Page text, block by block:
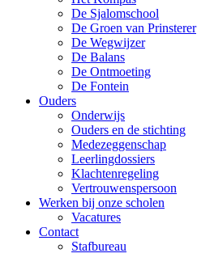
De Sjalomschool
De Groen van Prinsterer
De Wegwijzer
De Balans
De Ontmoeting
De Fontein
Ouders
Onderwijs
Ouders en de stichting
Medezeggenschap
Leerlingdossiers
Klachtenregeling
Vertrouwenspersoon
Werken bij onze scholen
Vacatures
Contact
Stafbureau